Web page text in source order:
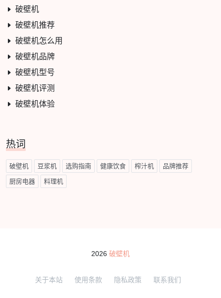
破壁机
破壁机推荐
破壁机怎么用
破壁机品牌
破壁机型号
破壁机评测
破壁机体验
热词
破壁机 豆浆机 选购指南 健康饮食 榨汁机 品牌推荐
厨房电器 料理机
2026 破壁机
关于本站 使用条款 隐私政策 联系我们